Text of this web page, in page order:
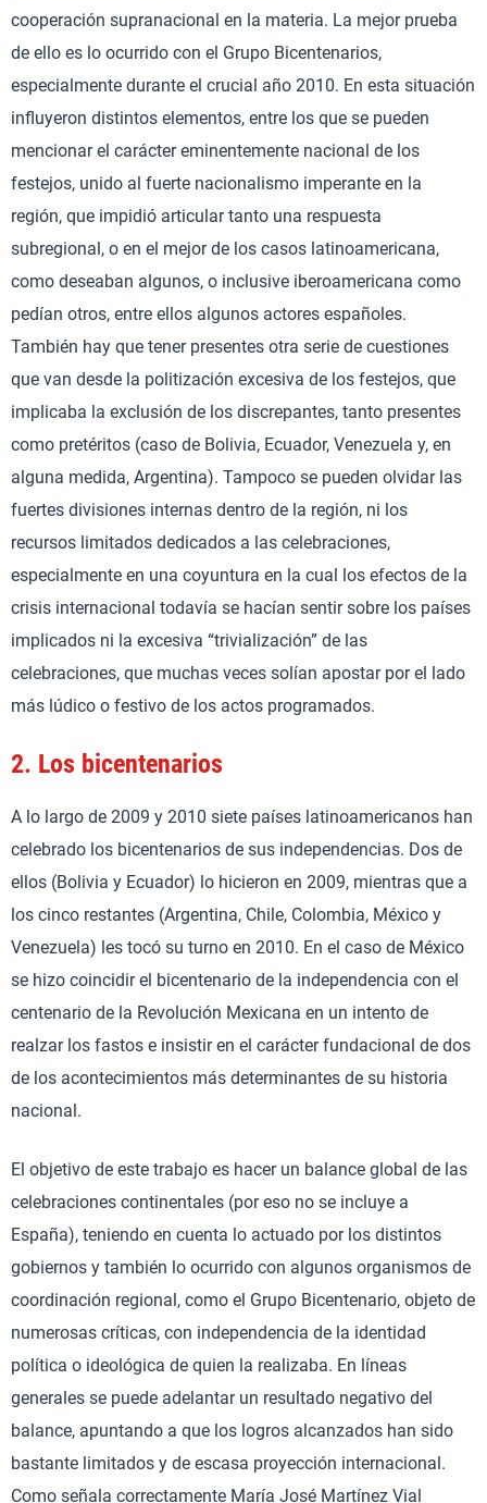
cooperación supranacional en la materia. La mejor prueba
de ello es lo ocurrido con el Grupo Bicentenarios,
especialmente durante el crucial año 2010. En esta situación
influyeron distintos elementos, entre los que se pueden
mencionar el carácter eminentemente nacional de los
festejos, unido al fuerte nacionalismo imperante en la
región, que impidió articular tanto una respuesta
subregional, o en el mejor de los casos latinoamericana,
como deseaban algunos, o inclusive iberoamericana como
pedían otros, entre ellos algunos actores españoles.
También hay que tener presentes otra serie de cuestiones
que van desde la politización excesiva de los festejos, que
implicaba la exclusión de los discrepantes, tanto presentes
como pretéritos (caso de Bolivia, Ecuador, Venezuela y, en
alguna medida, Argentina). Tampoco se pueden olvidar las
fuertes divisiones internas dentro de la región, ni los
recursos limitados dedicados a las celebraciones,
especialmente en una coyuntura en la cual los efectos de la
crisis internacional todavía se hacían sentir sobre los países
implicados ni la excesiva “trivialización” de las
celebraciones, que muchas veces solían apostar por el lado
más lúdico o festivo de los actos programados.
2. Los bicentenarios
A lo largo de 2009 y 2010 siete países latinoamericanos han
celebrado los bicentenarios de sus independencias. Dos de
ellos (Bolivia y Ecuador) lo hicieron en 2009, mientras que a
los cinco restantes (Argentina, Chile, Colombia, México y
Venezuela) les tocó su turno en 2010. En el caso de México
se hizo coincidir el bicentenario de la independencia con el
centenario de la Revolución Mexicana en un intento de
realzar los fastos e insistir en el carácter fundacional de dos
de los acontecimientos más determinantes de su historia
nacional.
El objetivo de este trabajo es hacer un balance global de las
celebraciones continentales (por eso no se incluye a
España), teniendo en cuenta lo actuado por los distintos
gobiernos y también lo ocurrido con algunos organismos de
coordinación regional, como el Grupo Bicentenario, objeto de
numerosas críticas, con independencia de la identidad
política o ideológica de quien la realizaba. En líneas
generales se puede adelantar un resultado negativo del
balance, apuntando a que los logros alcanzados han sido
bastante limitados y de escasa proyección internacional.
Como señala correctamente María José Martínez Vial